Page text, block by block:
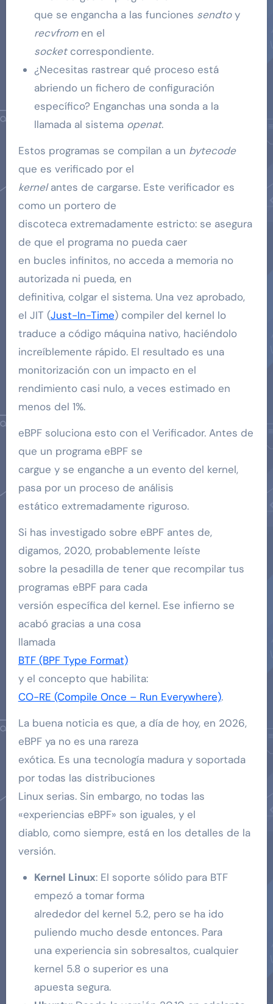
que se engancha a las funciones sendtoy
recvfromen el
socketcorrespondiente.
¿Necesitas rastrear qué proceso está
abriendo un fichero de configuración
específico? Enganchas una sonda a la
llamada al sistema openat.
Estos programas se compilan a un bytecode
que es verificado por el
kernelantes de cargarse. Este verificador es
como un portero de
discoteca extremadamente estricto: se asegura
de que el programa no pueda caer
en bucles infinitos, no acceda a memoria no
autorizada ni pueda, en
definitiva, colgar el sistema. Una vez aprobado,
el JIT (Just-In-Time) compiler del kernel lo
traduce a código máquina nativo, haciéndolo
increíblemente rápido. El resultado es una
monitorización con un impacto en el
rendimiento casi nulo, a veces estimado en
menos del 1%.
eBPF soluciona esto con el Verificador. Antes de
que un programa eBPF se
cargue y se enganche a un evento del kernel,
pasa por un proceso de análisis
estático extremadamente riguroso.
Si has investigado sobre eBPF antes de,
digamos, 2020, probablemente leíste
sobre la pesadilla de tener que recompilar tus
programas eBPF para cada
versión específica del kernel. Ese infierno se
acabó gracias a una cosa
llamada
BTF (BPF Type Format)
y el concepto que habilita:
CO-RE (Compile Once – Run Everywhere).
La buena noticia es que, a día de hoy, en 2026,
eBPF ya no es una rareza
exótica. Es una tecnología madura y soportada
por todas las distribuciones
Linux serias. Sin embargo, no todas las
«experiencias eBPF» son iguales, y el
diablo, como siempre, está en los detalles de la
versión.
Kernel Linux: El soporte sólido para BTF
empezó a tomar forma
alrededor del kernel 5.2, pero se ha ido
puliendo mucho desde entonces. Para
una experiencia sin sobresaltos, cualquier
kernel 5.8 o superior es una
apuesta segura.